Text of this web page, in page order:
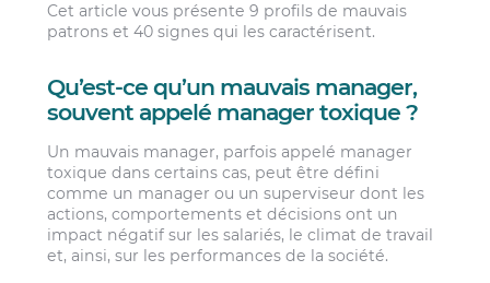
Cet article vous présente 9 profils de mauvais
patrons et 40 signes qui les caractérisent.
Qu’est-ce qu’un mauvais manager,
souvent appelé manager toxique ?
Un mauvais manager, parfois appelé manager
toxique dans certains cas, peut être défini
comme un manager ou un superviseur dont les
actions, comportements et décisions ont un
impact négatif sur les salariés, le climat de travail
et, ainsi, sur les performances de la société.